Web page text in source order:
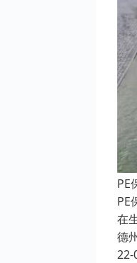
PE
PE
在
德
22-